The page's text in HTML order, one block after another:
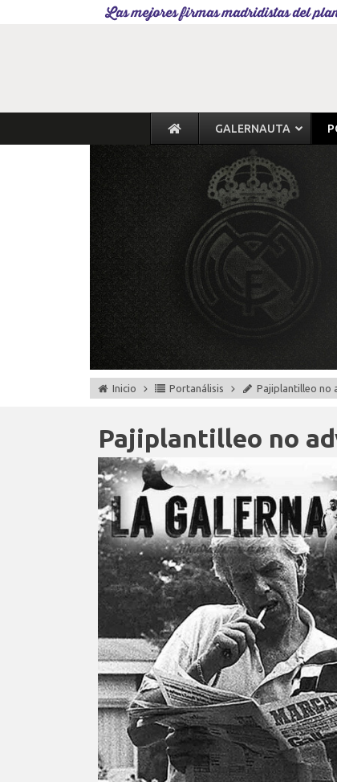
Las mejores firmas madridistas del
GALERNAUTA
Inicio Portanálisis Pajiplantilleo no
Pajiplantilleo no